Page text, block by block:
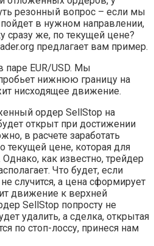
резонный вопрос – если мы
в нужном направлении,
сразу же, по текущей цене?
предлагает вам пример.
EUR/USD. Мы
нижнюю границу на
нисходящее движение.
ордер SellStop на
открыт при достижении
в расчете заработать
текущей цене, которая для
как известно, трейдер
Что будет, если
случится, а цена сформирует
движение к верхней
SellStop попросту не
удалить, а сделка, открытая
по стоп-лоссу, принеся нам